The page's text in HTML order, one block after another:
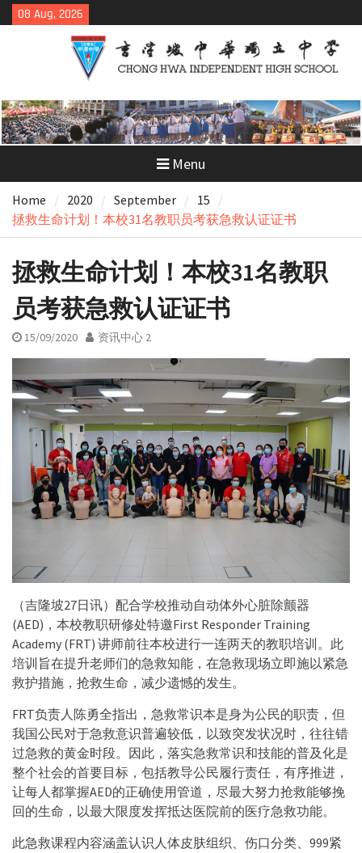
Skip
to
08 Aug, 2026
Menu
Home 2020 September
15
拯救生命计划！本校31名教职员考获急救认证证书
拯救生命计划！本校31名教职
员考获急救认证证书
15/09/2020 资讯中心 2
（吉隆坡27日讯）配合学校推动自动体外心脏除颤器
(AED)，本校教职研修处特邀First Responder Training
Academy (FRT) 讲师前往本校进行一连两天的教职培训。此
培训旨在提升老师们的急救知能，在急救现场立即施以紧急
救护措施，抢救生命，减少遗憾的发生。
FRT负责人陈勇全指出，急救常识本是身为公民的职责，但
我国公民对于急救意识普遍较低，以致突发状况时，往往错
过急救的黄金时段。因此，落实急救常识和技能的普及化是
整个社会的首要目标，包括教导公民履行责任，有序推进，
让每人都掌握AED的正确使用管道，尽最大努力抢救能够挽
回的生命，以最大限度发挥抵达医院前的医疗急救功能。
此急救课程内容涵盖认识人体皮肤组织、伤口分类、999紧